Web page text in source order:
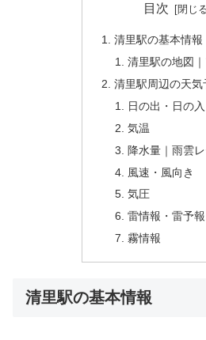
目次
清里駅の基本情報
清里駅の地図
清里駅周辺の天気
日の出・日の入
気温
降水量｜雨雲
風速・風向き
気圧
雷情報・雷予報
霧情報
清里駅の基本情報